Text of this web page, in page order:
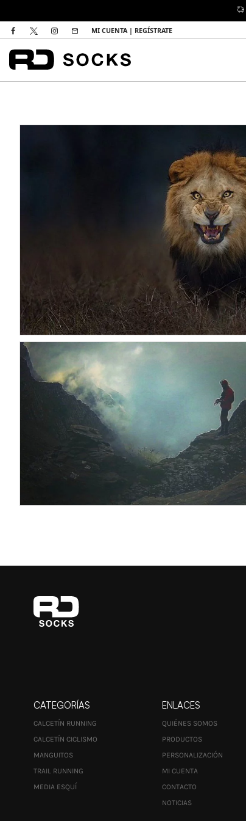
MI CUENTA | REGÍSTRATE
CATEGORÍAS
CALCETÍN RUNNING
CALCETÍN CICLISMO
MANGUITOS
TRAIL RUNNING
MEDIA ESQUÍ
ENLACES
QUIÉNES SOMOS
PRODUCTOS
PERSONALIZACIÓN
MI CUENTA
CONTACTO
NOTICIAS